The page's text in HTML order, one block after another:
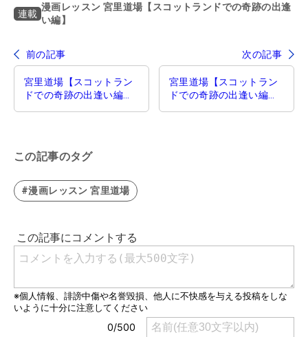
連載
漫画レッスン 宮里道場【スコットランドでの奇跡の出逢
い編】
前の記事 次の記事
宮里道場【スコットラン
ドでの奇跡の出逢い編】
宮里道場【スコットラン
ドでの奇跡の出逢い編】
この記事のタグ
#漫画レッスン 宮里道場